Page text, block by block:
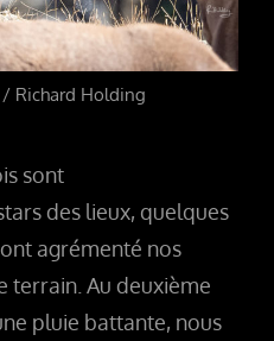
Richard Holding
sont
des lieux, quelques
agrémenté nos
terrain. Au deuxième
pluie battante, nous